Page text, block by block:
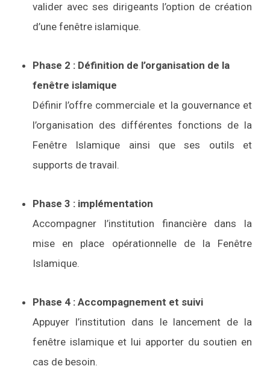
valider avec ses dirigeants l’option de création
d’une fenêtre islamique.
Phase 2 : Définition de l’organisation de la
fenêtre islamique
Définir l’offre commerciale et la gouvernance et
l’organisation des différentes fonctions de la
Fenêtre Islamique ainsi que ses outils et
supports de travail.
Phase 3 : implémentation
Accompagner l’institution financière dans la
mise en place opérationnelle de la Fenêtre
Islamique.
Phase 4 : Accompagnement et suivi
Appuyer l’institution dans le lancement de la
fenêtre islamique et lui apporter du soutien en
cas de besoin.